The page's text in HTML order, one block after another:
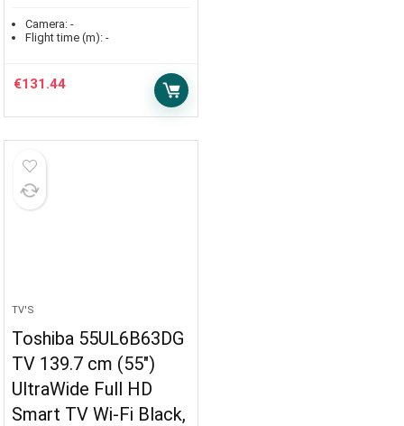
Camera: -
Flight time (m): -
€131.44
TV'S
Toshiba 55UL6B63DG
TV 139.7 cm (55″)
UltraWide Full HD
Smart TV Wi-Fi Black,